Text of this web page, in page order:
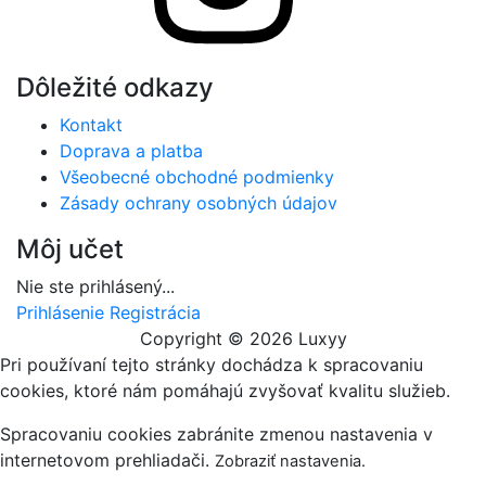
Dôležité odkazy
Kontakt
Doprava a platba
Všeobecné obchodné podmienky
Zásady ochrany osobných údajov
Môj učet
Nie ste prihlásený...
Prihlásenie Registrácia
Copyright © 2026 Luxyy
Pri používaní tejto stránky dochádza k spracovaniu
cookies, ktoré nám pomáhajú zvyšovať kvalitu služieb.
Spracovaniu cookies zabránite zmenou nastavenia v
internetovom prehliadači. Zobraziť nastavenia.